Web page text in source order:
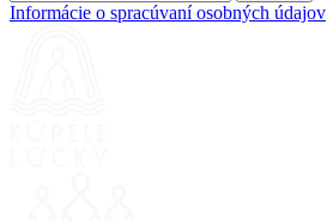
Informácie o spracúvaní osobných údajov